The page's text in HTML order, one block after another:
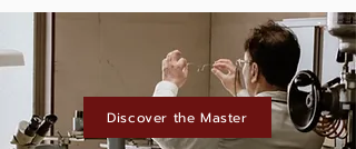
Discover the Master